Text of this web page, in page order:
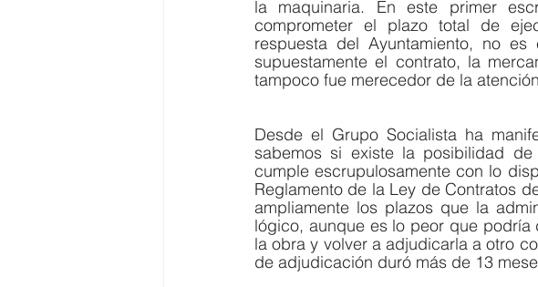
la maquinaria. En este primer
comprometer el plazo total de
respuesta del Ayuntamiento, no
supuestamente el contrato, la
tampoco fue merecedor de la
Desde el Grupo Socialista ha
sabemos si existe la posibilidad
cumple escrupulosamente con lo
Reglamento de la Ley de Contratos
ampliamente los plazos que la
lógico, aunque es lo peor que
la obra y volver a adjudicarla a otro
de adjudicación duró más de 13